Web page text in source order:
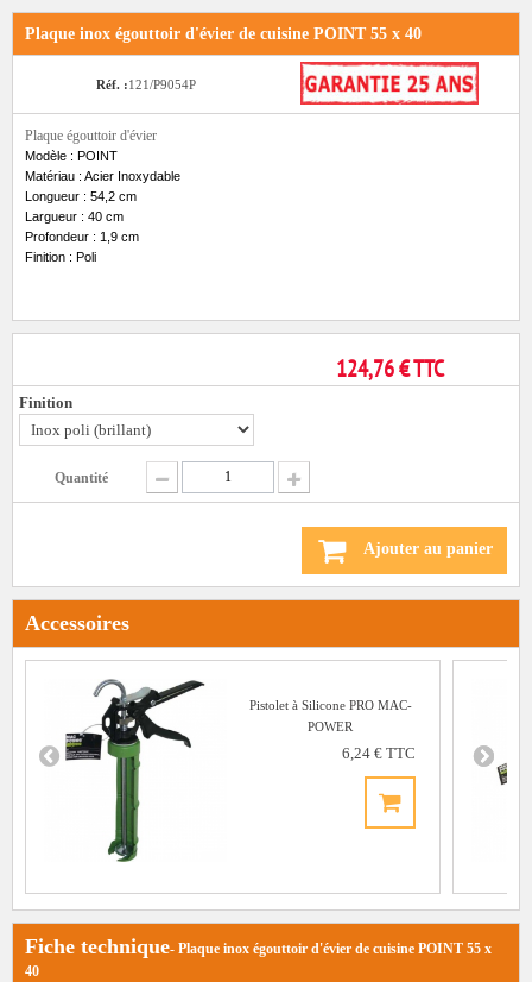
Plaque inox égouttoir d'évier de cuisine POINT 55 x 40
Réf. :121/P9054P
Plaque égouttoir d'évier
Modèle : POINT
Matériau : Acier Inoxydable
Longueur : 54,2 cm
Largueur : 40 cm
Profondeur : 1,9 cm
Finition : Poli
124,76 € TTC
Finition
Quantité
Ajouter au panier
Accessoires
Pistolet à Silicone PRO MAC-
POWER
6,24 € TTC
Fiche technique- Plaque inox égouttoir d'évier de cuisine POINT 55 x
40